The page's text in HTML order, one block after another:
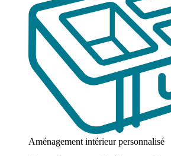
Aménagement intérieur personnalisé